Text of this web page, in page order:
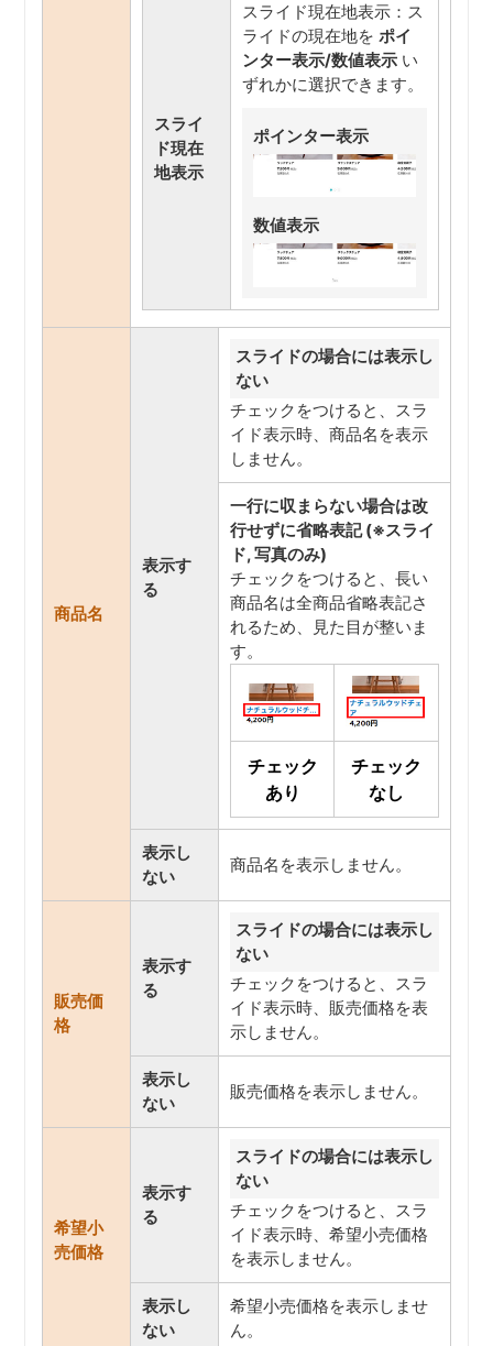
スライ
ド現在
地表示
スライド現在地表示：ス
ライドの現在地を ポイ
ンター表示/数値表示 い
ずれかに選択できます。
ポインター表示
数値表示
商品名
表示す
る
スライドの場合には表示し
ない
チェックをつけると、スラ
イド表示時、商品名を表示
しません。
一行に収まらない場合は改
行せずに省略表記 (※スライ
ド, 写真のみ)
チェックをつけると、長い
商品名は全商品省略表記さ
れるため、見た目が整いま
す。
チェック
あり
チェック
なし
表示し
ない
商品名を表示しません。
販売価
格
表示す
る
スライドの場合には表示し
ない
チェックをつけると、スラ
イド表示時、販売価格を表
示しません。
表示し
ない
販売価格を表示しません。
希望小
売価格
表示す
る
スライドの場合には表示し
ない
チェックをつけると、スラ
イド表示時、希望小売価格
を表示しません。
表示し
ない
希望小売価格を表示しませ
ん。